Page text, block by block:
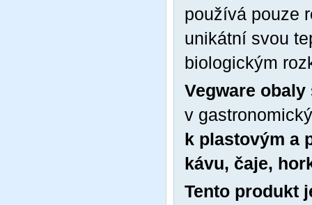
používá pouze
unikátní svou
biologickým
Vegware obaly
v
k plastovým a
kávu, čaje,
Tento produkt